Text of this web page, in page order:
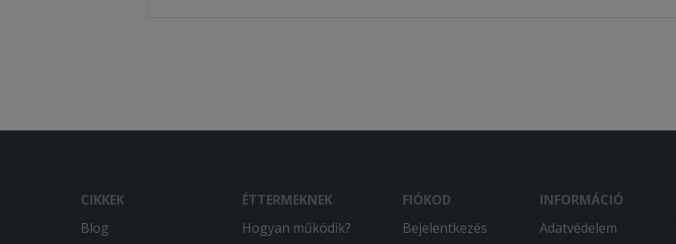
CIKKEK
Blog
ÉTTERMEKNEK
Hogyan működik?
FIÓKOD
Bejelentkezés
INFORMÁCIÓ
Adatvédelem